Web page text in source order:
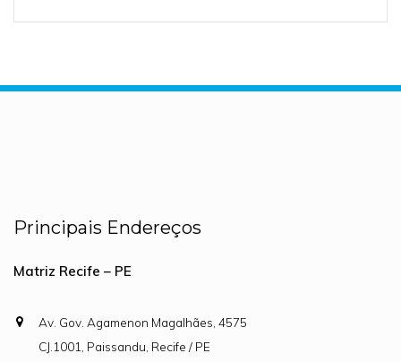
Principais Endereços
Matriz Recife – PE
Av. Gov. Agamenon Magalhães, 4575
CJ.1001, Paissandu, Recife / PE